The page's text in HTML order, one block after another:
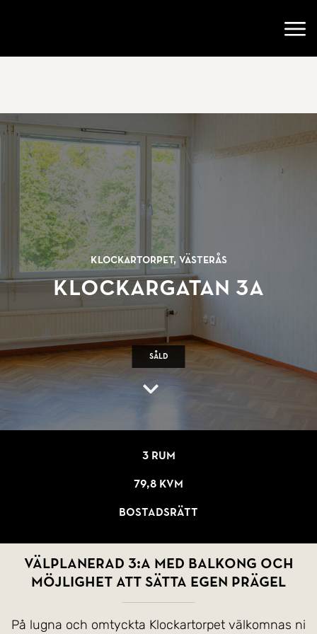
Klockartorpet, Västerås
Klockargatan 3A
Såld
3 rum
79,8 kvm
Bostadsrätt
Välplanerad 3:a med balkong och
möjlighet att sätta egen prägel
På lugna och omtyckta Klockartorpet välkomnas ni